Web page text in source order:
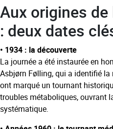
Aux origines
: deux dates
• 1934 : la découverte
La journée a été instaurée en
Asbjørn Følling, qui a identifié
ont marqué un tournant
troubles métaboliques, ouvrant
systématique.